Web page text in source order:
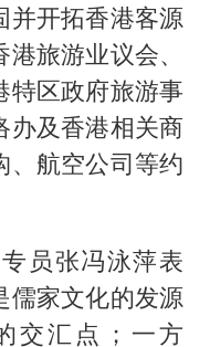
并开拓香港客源
旅游业议会、
特区政府旅游事
办及香港相关商
、航空公司等约
员张冯泳萍表
儒家文化的发源
交汇点；一方